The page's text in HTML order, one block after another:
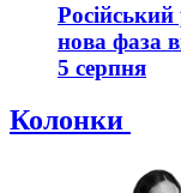
нова фаза
5 серпня
Колонки